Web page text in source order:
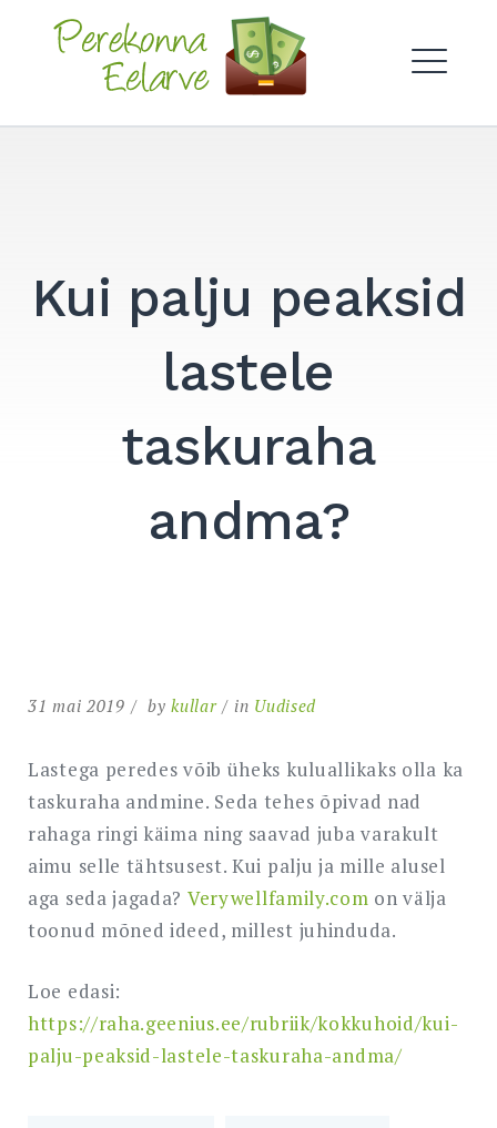
Perekonna Eelarve
Kui palju peaksid
lastele
taskuraha
andma?
31 mai 2019 bykullar in Uudised
Lastega peredes võib üheks kuluallikaks olla ka
taskuraha andmine. Seda tehes õpivad nad
rahaga ringi käima ning saavad juba varakult
aimu selle tähtsusest. Kui palju ja mille alusel
aga seda jagada? Verywellfamily.com on välja
toonud mõned ideed, millest juhinduda.
Loe edasi:
https://raha.geenius.ee/rubriik/kokkuhoid/kui-
palju-peaksid-lastele-taskuraha-andma/